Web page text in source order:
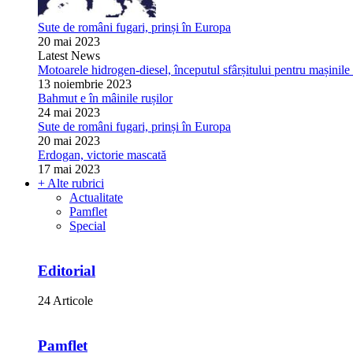
Sute de români fugari, prinși în Europa
20 mai 2023
Latest News
Motoarele hidrogen-diesel, începutul sfârșitului pentru mașinile
13 noiembrie 2023
Bahmut e în mâinile rușilor
24 mai 2023
Sute de români fugari, prinși în Europa
20 mai 2023
Erdogan, victorie mascată
17 mai 2023
+ Alte rubrici
Actualitate
Pamflet
Special
Editorial
24 Articole
Pamflet